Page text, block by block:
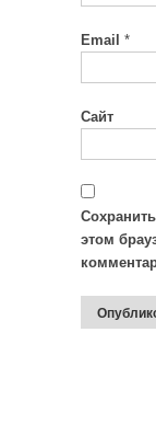
Email *
Сайт
этом